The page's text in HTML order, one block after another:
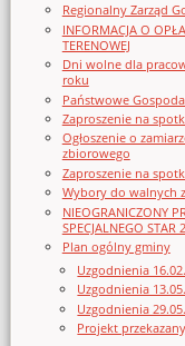
Regionalny Zarząd
INFORMACJA O
TERENOWEJ
Dni wolne dla
roku
Państwowe
Zaproszenie na
Ogłoszenie o
zbiorowego
Zaproszenie na
Wybory do walnych
NIEOGRANICZONY
SPECJALNEGO STAR
Plan ogólny gminy
Uzgodnienia
Uzgodnienia
Uzgodnienia
Projekt